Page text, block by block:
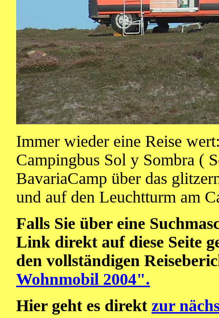
Immer wieder eine Reise
Campingbus Sol y Sombra (
BavariaCamp über das
und auf den Leuchtturm am
Falls Sie über eine
Link direkt auf diese Seite
den vollständigen
Wohnmobil 2004".
Hier geht es direkt zur